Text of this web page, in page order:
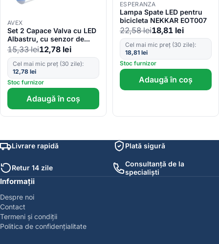
AVEX
Set 2 Capace Valva cu LED
Albastru, cu senzor de
lumina si miscare
15,33lei12,78 lei
Cel mai mic preț (30 zile):
12,78 lei
Stoc furnizor
Adaugă în coș
ESPERANZA
Lampa Spate LED pentru
bicicleta NEKKAR EOT007
22,58lei18,81 lei
Cel mai mic preț (30 zile):
18,81 lei
Stoc furnizor
Adaugă în coș
Livrare rapidă Plată sigură
Retur 14 zile
Consultanță de la
specialiști
Informații
Despre noi
Contact
Termeni și condiții
Politica de confidențialitate